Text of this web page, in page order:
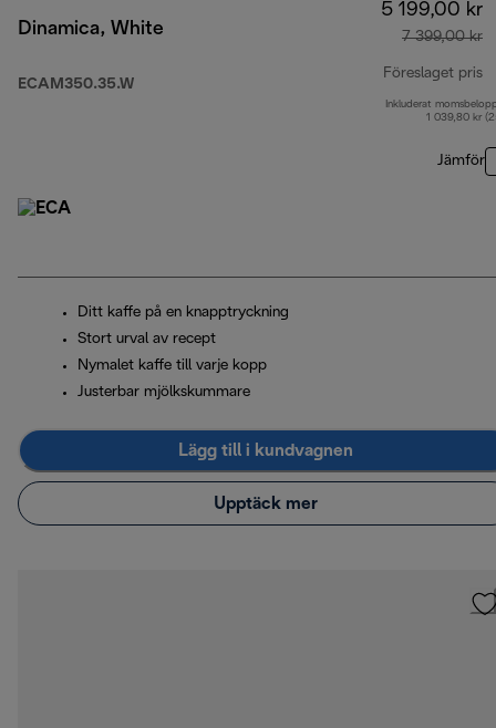
Dinamica, White
ECAM350.35.W
5 199,00 kr
7 399,00 kr
Föreslaget pris
Inkluderat
1 039,80 kr
Jämför
Ditt kaffe på en knapptryckning
Stort urval av recept
Nymalet kaffe till varje kopp
Justerbar mjölkskummare
Lägg till i kundvagnen
Upptäck mer